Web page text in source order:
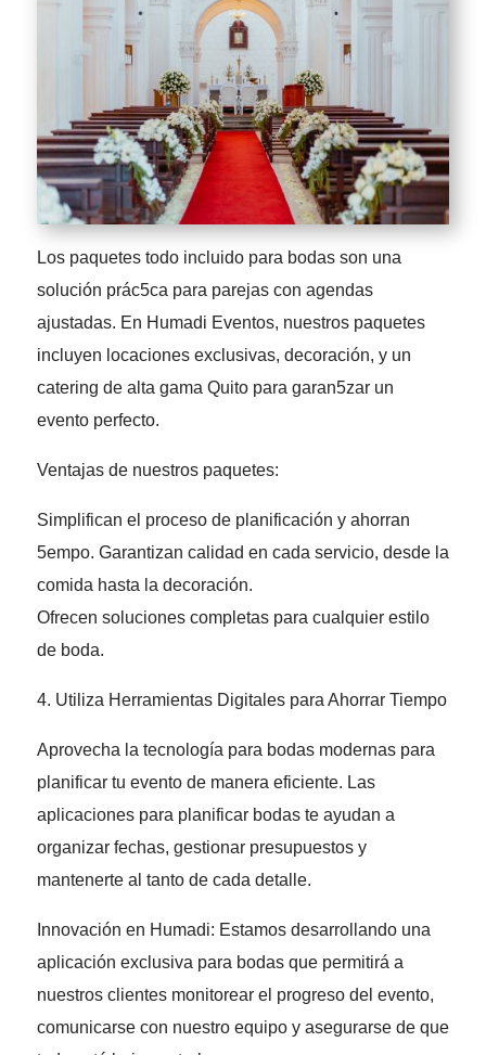
Los paquetes todo incluido para bodas son una
solución prác5ca para parejas con agendas
ajustadas. En Humadi Eventos, nuestros paquetes
incluyen locaciones exclusivas, decoración, y un
catering de alta gama Quito para garan5zar un
evento perfecto.
Ventajas de nuestros paquetes:
Simplifican el proceso de planificación y ahorran
5empo. Garantizan calidad en cada servicio, desde la
comida hasta la decoración.
Ofrecen soluciones completas para cualquier estilo
de boda.
4. Utiliza Herramientas Digitales para Ahorrar Tiempo
Aprovecha la tecnología para bodas modernas para
planificar tu evento de manera eficiente. Las
aplicaciones para planificar bodas te ayudan a
organizar fechas, gestionar presupuestos y
mantenerte al tanto de cada detalle.
Innovación en Humadi: Estamos desarrollando una
aplicación exclusiva para bodas que permitirá a
nuestros clientes monitorear el progreso del evento,
comunicarse con nuestro equipo y asegurarse de que